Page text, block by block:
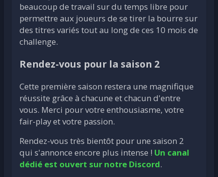
beaucoup de travail sur du temps libre pour
permettre aux joueurs de se tirer la bourre sur
des titres variés tout au long de ces 10 mois de
challenge.
Rendez-vous pour la saison 2
Cette première saison restera une magnifique
réussite grâce à chacune et chacun d'entre
vous. Merci pour votre enthousiasme, votre
fair-play et votre passion.
Rendez-vous très bientôt pour une saison 2
qui s'annonce encore plus intense ! Un canal
dédié est ouvert sur notre Discord.